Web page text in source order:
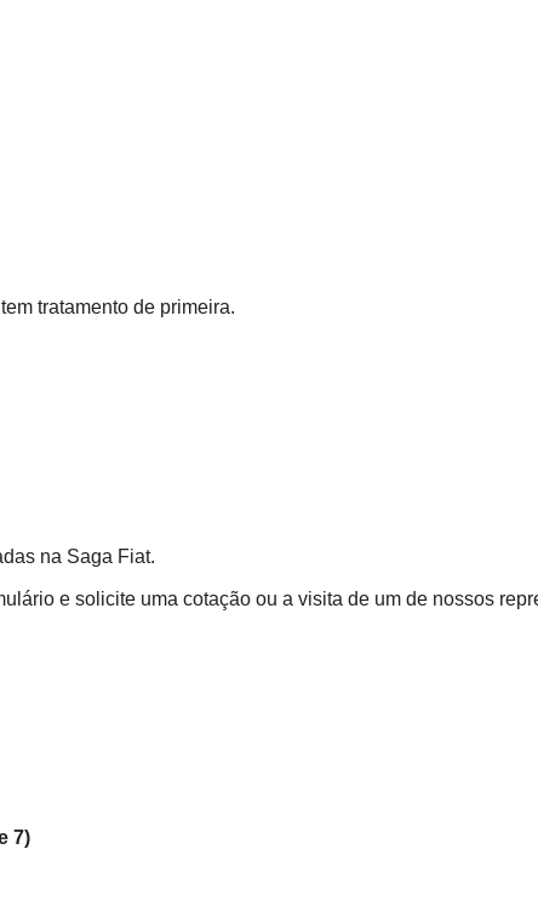
tratamento de primeira.
na Saga Fiat.
e solicite uma cotação ou a visita de um de nossos
7)